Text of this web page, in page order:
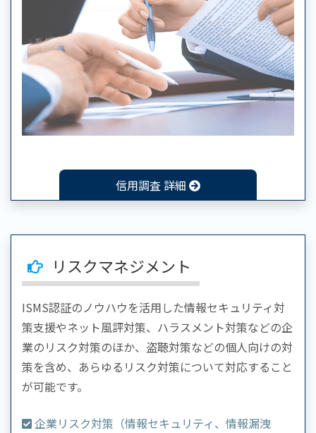
信用調査 詳細
リスクマネジメント
ISMS認証のノウハウを活用した情報セキュリティ対
策支援やネット風評対策、ハラスメント対策などの企
業のリスク対策のほか、盗聴対策などの個人向けの対
策を含め、あらゆるリスク対策について対応すること
が可能です。
企業リスク対策（情報セキュリティ、情報漏洩